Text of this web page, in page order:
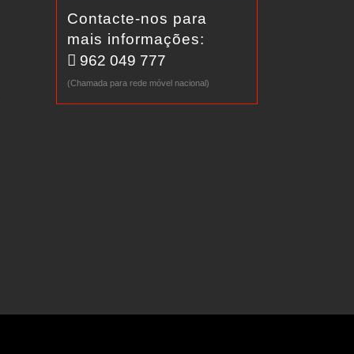
Contacte-nos para
mais informações:
962 049 777
(Chamada para rede móvel nacional)